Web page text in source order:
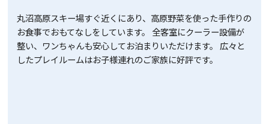
丸沼高原スキー場すぐ近くにあり、高原野菜を使った手作りの
お食事でおもてなしをしています。 全客室にクーラー設備が
整い、ワンちゃんも安心してお泊まりいただけます。 広々と
したプレイルームはお子様連れのご家族に好評です。